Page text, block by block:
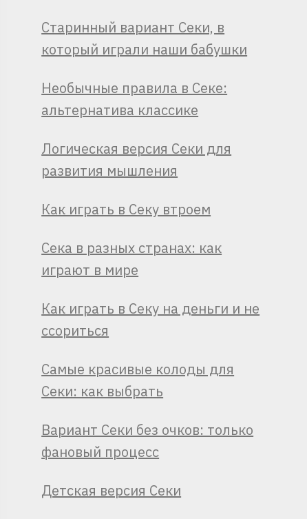
Старинный вариант Секи, в
который играли наши бабушки
Необычные правила в Секе:
альтернатива классике
Логическая версия Секи для
развития мышления
Как играть в Секу втроем
Сека в разных странах: как
играют в мире
Как играть в Секу на деньги и не
ссориться
Самые красивые колоды для
Секи: как выбрать
Вариант Секи без очков: только
фановый процесс
Детская версия Секи